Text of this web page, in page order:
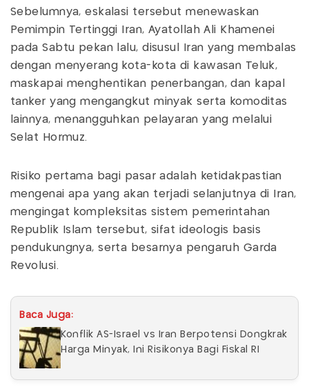
Sebelumnya, eskalasi tersebut menewaskan
Pemimpin Tertinggi Iran, Ayatollah Ali Khamenei
pada Sabtu pekan lalu, disusul Iran yang membalas
dengan menyerang kota-kota di kawasan Teluk,
maskapai menghentikan penerbangan, dan kapal
tanker yang mengangkut minyak serta komoditas
lainnya, menangguhkan pelayaran yang melalui
Selat Hormuz.
Risiko pertama bagi pasar adalah ketidakpastian
mengenai apa yang akan terjadi selanjutnya di Iran,
mengingat kompleksitas sistem pemerintahan
Republik Islam tersebut, sifat ideologis basis
pendukungnya, serta besarnya pengaruh Garda
Revolusi.
Baca Juga:
Konflik AS-Israel vs Iran Berpotensi Dongkrak
Harga Minyak, Ini Risikonya Bagi Fiskal RI